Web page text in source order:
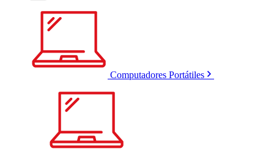
Computadores Portátiles